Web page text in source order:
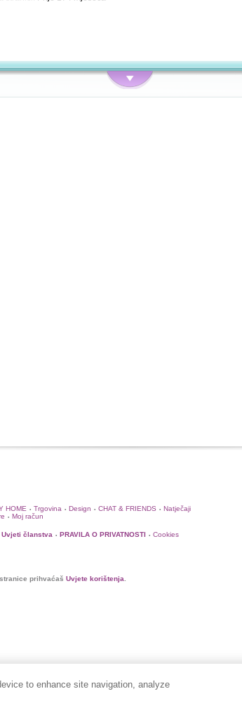
HOME • Trgovina • Design • CHAT & FRIENDS • Natječaji
• Moj račun
Uvjeti članstva • PRAVILA O PRIVATNOSTI • Cookies
prihvaćaš Uvjete korištenja
to enhance site navigation, analyze